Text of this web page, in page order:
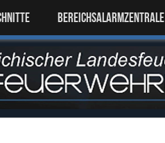
BEREICHSALARMZENTRALE